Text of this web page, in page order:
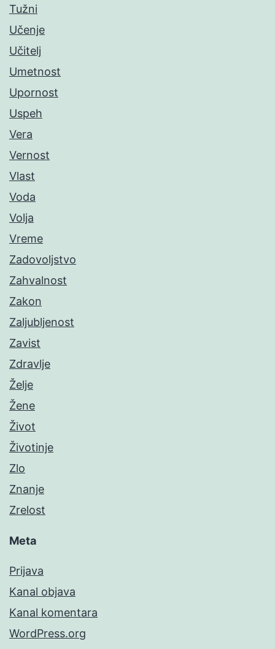
Tužni
Učenje
Učitelj
Umetnost
Upornost
Uspeh
Vera
Vernost
Vlast
Voda
Volja
Vreme
Zadovoljstvo
Zahvalnost
Zakon
Zaljubljenost
Zavist
Zdravlje
Želje
Žene
Život
Životinje
Zlo
Znanje
Zrelost
Meta
Prijava
Kanal objava
Kanal komentara
WordPress.org